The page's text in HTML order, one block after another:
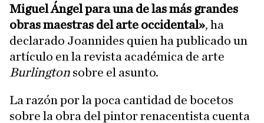
Miguel Ángel para una de las más grandes
obras maestras del arte occidental», ha
declarado Joannides quien ha publicado un
artículo en la revista académica de arte
Burlington sobre el asunto.
La razón por la poca cantidad de bocetos
sobre la obra del pintor renacentista cuenta